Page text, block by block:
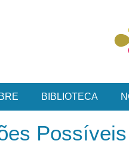
BIBLIOTECA